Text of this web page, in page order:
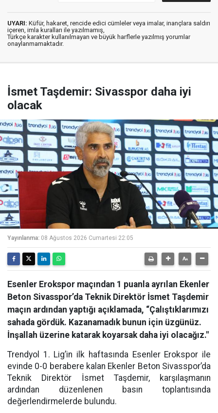
UYARI: Küfür, hakaret, rencide edici cümleler veya imalar, inançlara saldırı
içeren, imla kuralları ile yazılmamış,
Türkçe karakter kullanılmayan ve büyük harflerle yazılmış yorumlar
onaylanmamaktadır.
İsmet Taşdemir: Sivasspor daha iyi
olacak
Yayınlanma: 08 Ağustos 2026 Cumartesi 22:05
Esenler Erokspor maçından 1 puanla ayrılan Ekenler
Beton Sivasspor’da Teknik Direktör İsmet Taşdemir
maçın ardından yaptığı açıklamada, “Çalıştıklarımızı
sahada gördük. Kazanamadık bunun için üzgünüz.
İnşallah üzerine katarak koyarsak daha iyi olacağız."
Trendyol 1. Lig’in ilk haftasında Esenler Erokspor ile
evinde 0-0 berabere kalan Ekenler Beton Sivasspor’da
Teknik Direktör İsmet Taşdemir, karşılaşmanın
ardından düzenlenen basın toplantısında
değerlendirmelerde bulundu.